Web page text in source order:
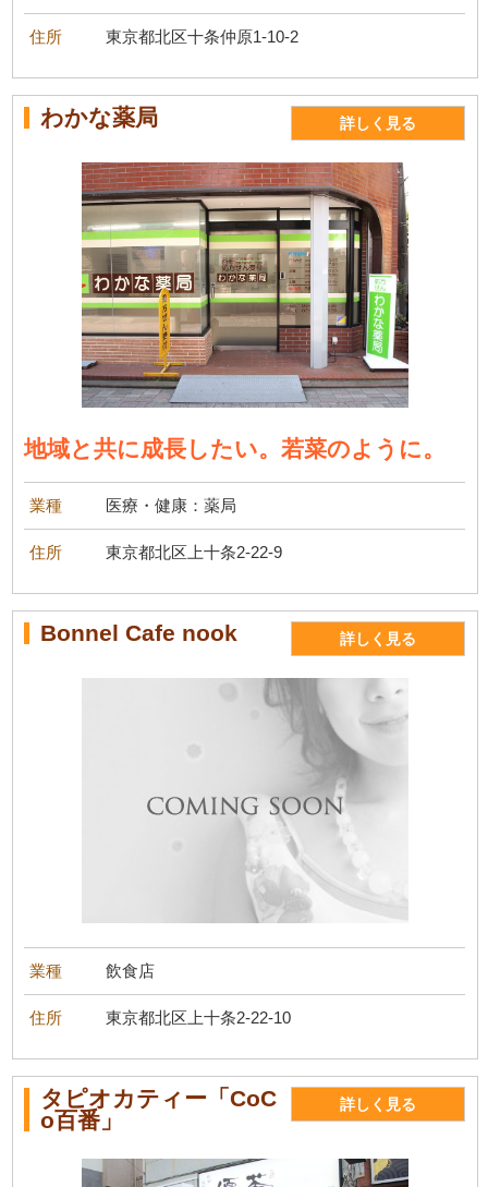
住所 東京都北区十条仲原1-10-2
わかな薬局 詳しく見る
地域と共に成長したい。若菜のように。
業種 医療・健康：薬局
住所 東京都北区上十条2-22-9
Bonnel Cafe nook 詳しく見る
業種 飲食店
住所 東京都北区上十条2-22-10
タピオカティー「CoC
o百番」
詳しく見る